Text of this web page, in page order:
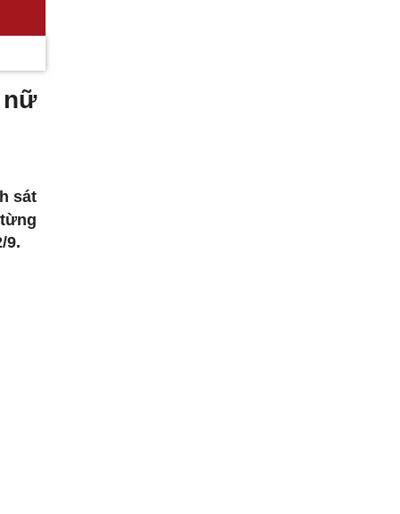
sát
9.